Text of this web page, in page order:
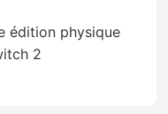
édition physique
2